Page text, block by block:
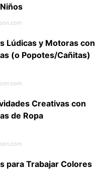
Lúdicas y Motoras con
(o Popotes/Cañitas)
Creativas con
de Ropa
para Trabajar Colores